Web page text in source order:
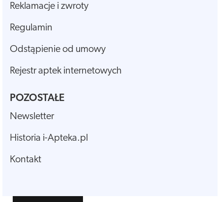
Reklamacje i zwroty
Regulamin
Odstąpienie od umowy
Rejestr aptek internetowych
POZOSTAŁE
Newsletter
Historia i-Apteka.pl
Kontakt